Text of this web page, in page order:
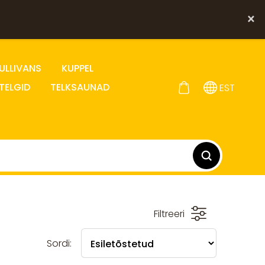
×
KUPPEL
TELKSAUNAD EST
Filtreeri
Sordi: